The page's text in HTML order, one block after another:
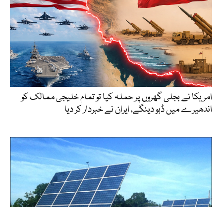
امریکا نے بجلی گھروں پر حملہ کیا تو تمام خلیجی ممالک کو
اندھیرے میں ڈبو دینگے، ایران نے خبردار کر دیا